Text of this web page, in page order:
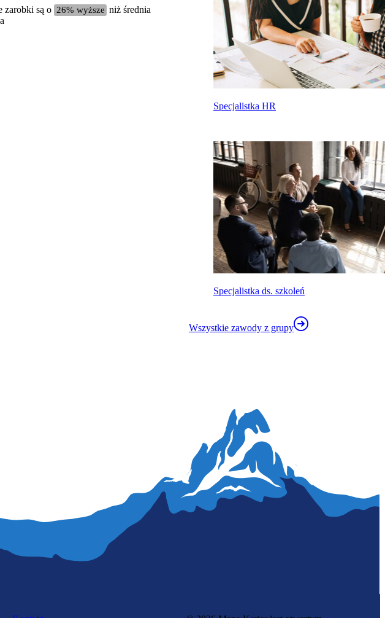
7500 zł – 8999 zł
9000 zł i więcej
kalkulatora wynagrodzeń
zarobki są o 26% wyższe niż średnia
Specjalistka HR
Specjalistka ds. szkoleń
Wszystkie zawody z grupy